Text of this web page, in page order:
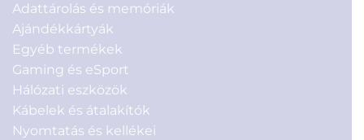
Adattárolás és memóriák
Ajándékkártyák
Egyéb termékek
Gaming és eSport
Hálózati eszközök
Kábelek és átalakítók
Nyomtatás és kellékei